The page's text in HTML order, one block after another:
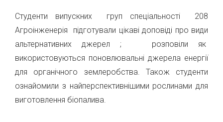
Студенти випускних груп спеціальності 208
Агроінженерія підготували цікаві доповіді про види
альтернативних джерел ; розповіли як
використовуються поновлювальні джерела енергії
для органічного землеробства. Також студенти
ознайомили з найперспективнішими рослинами для
виготовлення біопалива.